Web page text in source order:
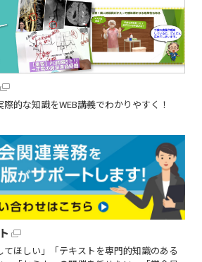
的な知識をWEB講義でわかりやすく！
てほしい」「テキストを専門的知識のある